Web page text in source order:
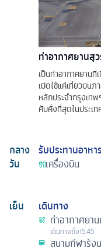
ท่าอากาศยานสุ
เป็นท่าอากาศยาน
เปิดใช้แค่เที่ยวบินภ
หลักประจำกรุงเท
คับคั่งที่สุดในประเ
กลาง
วัน
รับประทานอาหาร
เครื่องบิน
เย็น
เดินทาง
ท่าอากาศยา
เดินทางถึง15.45
สนามกีฬารัง